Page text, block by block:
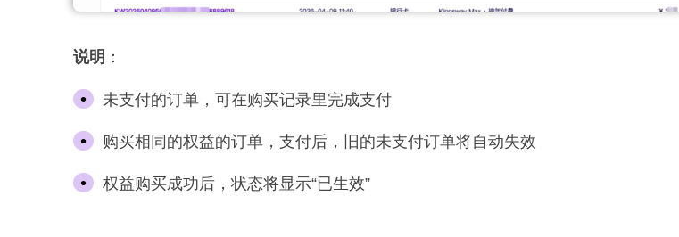
说明 ：
未支付的订单，可在购买记录里完成支付
购买相同的权益的订单，支付后，旧的未支付订单将自动失效
权益购买成功后，状态将显示“已生效”